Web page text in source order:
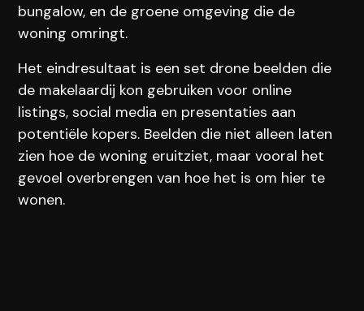
bungalow, en de groene omgeving die de
woning omringt.
Het eindresultaat is een set drone beelden die
de makelaardij kon gebruiken voor online
listings, social media en presentaties aan
potentiële kopers. Beelden die niet alleen laten
zien hoe de woning eruitziet, maar vooral het
gevoel overbrengen van hoe het is om hier te
wonen.